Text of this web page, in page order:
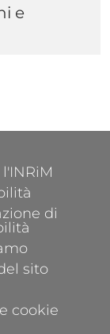
e
2
di
sito
cookie